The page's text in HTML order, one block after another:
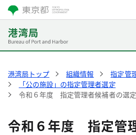
港湾局トップ 組織情報
指定管
「公の施設」の指定管理者選定
令和６年度 指定管理者候補者の選
令和６年度 指定管